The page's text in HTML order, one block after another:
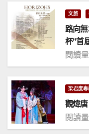
文旅
路向
杯”首
閱讀
梁君度專
觀煒
閱讀